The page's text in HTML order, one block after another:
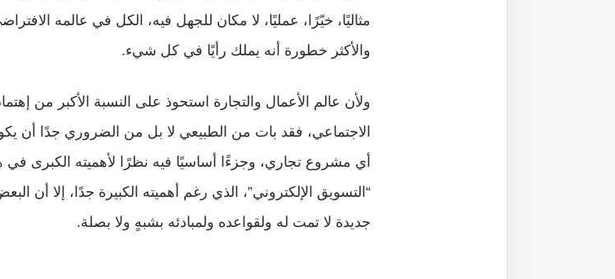
مثاليًا، خيّرًا، عمليًا، لا مكان للجهل فيه، الكل في عالمه
والأكثر خطورة أنه يملك رأيًا في كل شيء.
ولأن عالم الأعمال والتجارة استحوذ على النسبة الأكبر من
الاجتماعي، فقد بات من الطبيعي لا بل من الضروري جدًا أن
أي مشروع تجاري، وجزءًا أساسيًا فيه نظرًا لأهميته الكبرى في
“التسويق الإلكتروني”، الذي رغم أهميته الكبيرة جدًا، إلا أن
جديدة لا تمت له ولقواعده ولمبادئه بشبهٍ ولا بصلة.